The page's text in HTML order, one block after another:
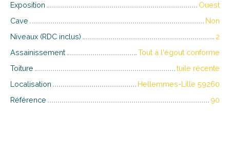
Exposition
Ouest
Cave
Non
Niveaux (RDC inclus)
2
Assainissement
Tout à l'égout conforme
Toiture
tuile récente
Localisation
Hellemmes-Lille 59260
Référence
90